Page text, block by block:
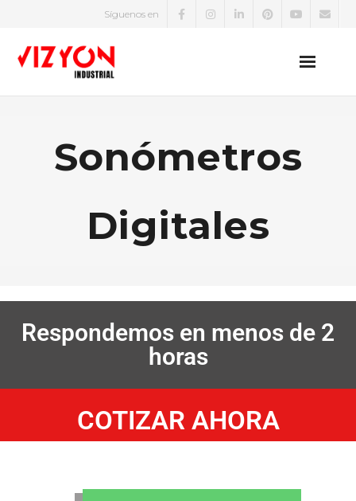
Síguenos en
Zapatos de Seguridad
Protección Eléctrica
Sonómetros
Digitales
Respondemos en menos de 2
horas
COTIZAR AHORA